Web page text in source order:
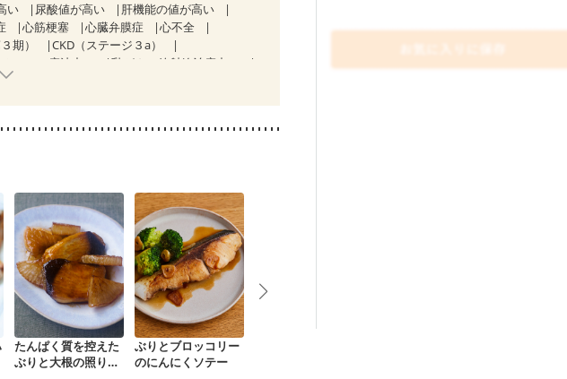
い 尿酸値が高い
肝機能の値が高い
心筋梗塞 心臓弁膜症
心不全
期）
CKD（ステージ３a）
ルモン療法中）
乳がん（放射線治療中）
）
期） 妊娠高血圧(中期)
妊娠糖尿病(初期)
たんぱく質を控えた
ぶりと大根の照り焼
ぶりとブロッコリー
のにんにくソテー